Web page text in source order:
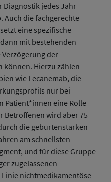
Diagnostik jedes Jahr
Auch die fachgerechte
eine spezifische
mit bestehenden
der
können. Hierzu zählen
wie Lecanemab, die
nur bei
Patient*innen eine Rolle
Betroffenen wird aber 75
die geburtenstarken
am schnellsten
und für diese Gruppe
zugelassenen
nichtmedikamentöse